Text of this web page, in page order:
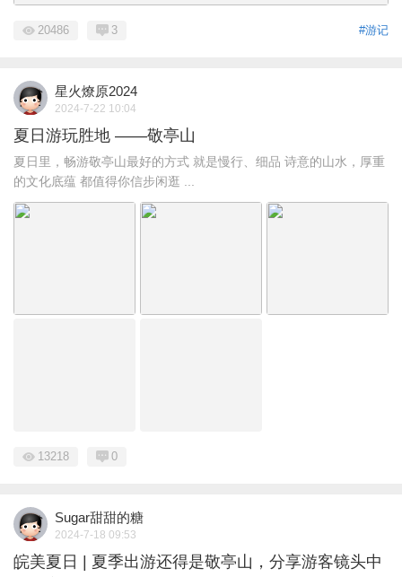
#游记
20486 3
星火燎原2024
2024-7-22 10:04
夏日游玩胜地 ——敬亭山
夏日里，畅游敬亭山最好的方式 就是慢行、细品 诗意的山水，厚重
的文化底蕴 都值得你信步闲逛 ...
13218 0
Sugar甜甜的糖
2024-7-18 09:53
皖美夏日 | 夏季出游还得是敬亭山，分享游客镜头中